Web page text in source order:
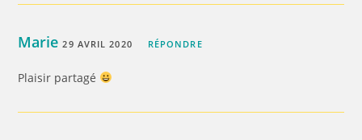
Marie 29 AVRIL 2020 RÉPONDRE
Plaisir partagé